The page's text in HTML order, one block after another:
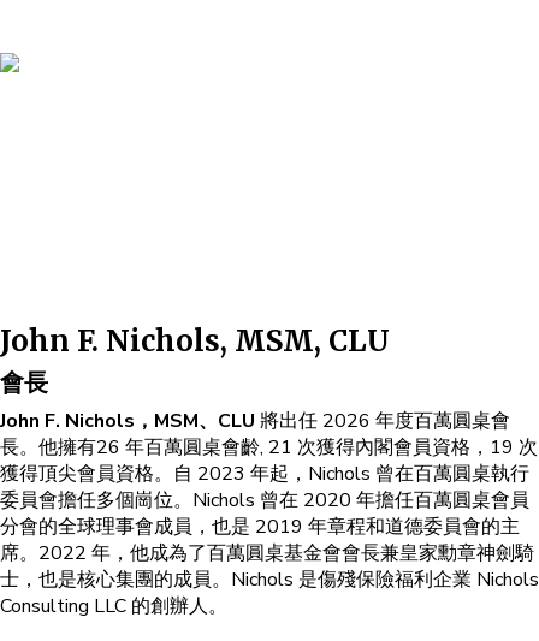
John F. Nichols, MSM, CLU
會長
John F. Nichols，MSM、CLU 將出任 2026 年度百萬圓桌會
長。他擁有26 年百萬圓桌會齡, 21 次獲得內閣會員資格，19 次
獲得頂尖會員資格。自 2023 年起，Nichols 曾在百萬圓桌執行
委員會擔任多個崗位。Nichols 曾在 2020 年擔任百萬圓桌會員
分會的全球理事會成員，也是 2019 年章程和道德委員會的主
席。2022 年，他成為了百萬圓桌基金會會長兼皇家勳章神劍騎
士，也是核心集團的成員。Nichols 是傷殘保險福利企業 Nichols
Consulting LLC 的創辦人。